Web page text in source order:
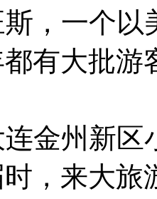
，一个以
有大批游
金州新区
，来大